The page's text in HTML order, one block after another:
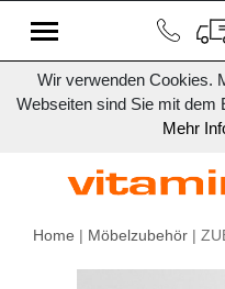
Wir verwenden Cookies.
Webseiten sind Sie mit dem
Mehr
Home | Möbelzubehör |